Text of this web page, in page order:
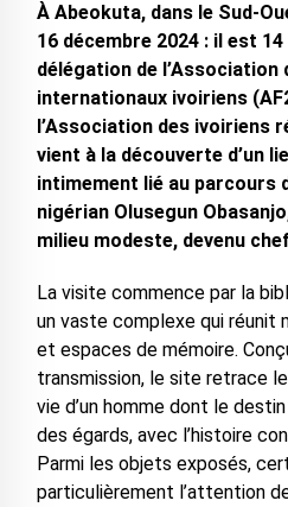
À Abeokuta, dans le Sud-
16 décembre 2024 : il est
délégation de
internationaux ivoiriens
l’Association des ivoiriens
vient à la découverte d’un
intimement lié au parcours
nigérian Olusegun
milieu modeste, devenu
La visite commence par la
un vaste complexe qui réunit
et espaces de mémoire.
transmission, le site retrace
vie d’un homme dont le
des égards, avec l’histoire
Parmi les objets exposés,
particulièrement l’attention